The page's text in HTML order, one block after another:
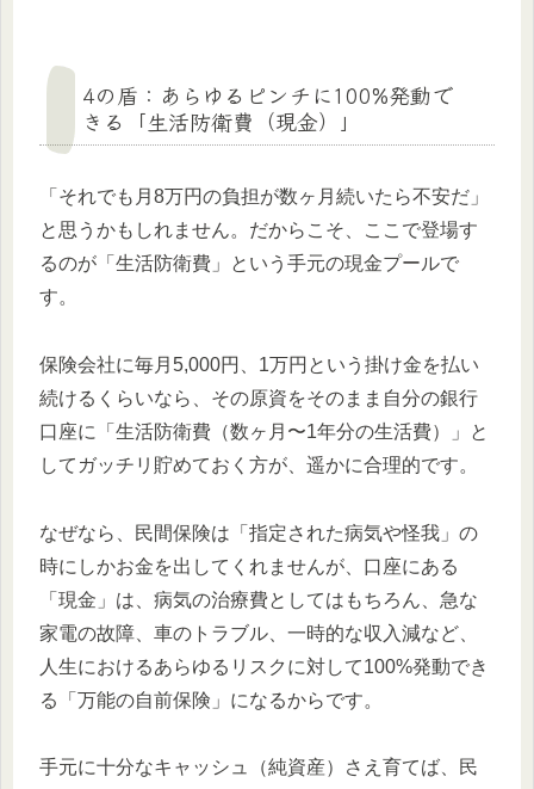
4の盾：あらゆるピンチに100%発動で
きる「生活防衛費（現金）」
「それでも月8万円の負担が数ヶ月続いたら不安だ」
と思うかもしれません。だからこそ、ここで登場す
るのが「生活防衛費」という手元の現金プールで
す。
保険会社に毎月5,000円、1万円という掛け金を払い
続けるくらいなら、その原資をそのまま自分の銀行
口座に「生活防衛費（数ヶ月〜1年分の生活費）」と
してガッチリ貯めておく方が、遥かに合理的です。
なぜなら、民間保険は「指定された病気や怪我」の
時にしかお金を出してくれませんが、口座にある
「現金」は、病気の治療費としてはもちろん、急な
家電の故障、車のトラブル、一時的な収入減など、
人生におけるあらゆるリスクに対して100%発動でき
る「万能の自前保険」になるからです。
手元に十分なキャッシュ（純資産）さえ育てば、民